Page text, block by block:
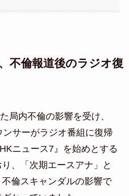
不倫報道後のラジオ復
局内不倫の影響を受け、
サーがラジオ番組に復帰
ニュース7』を始めとする
、「次期エースアナ」と
倫スキャンダルの影響で